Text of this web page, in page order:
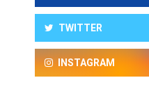
TWITTER
INSTAGRAM